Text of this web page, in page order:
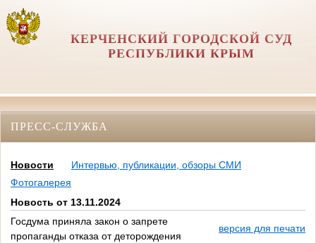
КЕРЧЕНСКИЙ ГОРОДСКОЙ СУД
РЕСПУБЛИКИ КРЫМ
ПРЕСС-СЛУЖБА
Новости
Интервью, публикации, обзоры СМИ
Фотогалерея
Новость от 13.11.2024
Госдума приняла закон о запрете
пропаганды отказа от деторождения
версия для печати